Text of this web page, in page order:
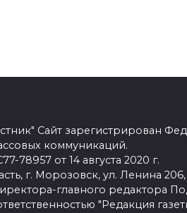
Сайт зарегистрирован
коммуникаций.
от 14 августа 2020 г.
г. Морозовск, ул. Ленина 206,
главного редактора
"Редакция